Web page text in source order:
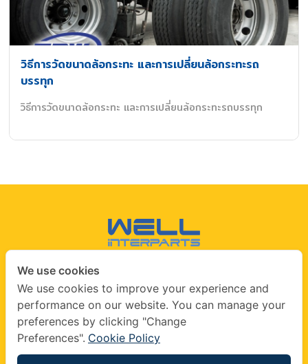
วิธีการวัดขนาดล้อกระทะ และการเปลี่ยนล้อกระทะรถ
บรรทุก
วิธีการวัดขนาดล้อกระทะ และการเปลี่ยนล้อกระทะรถบรรทุก
info@wellinterparts.com
+(66) 02360 8841|+(66) 02360 8841- 2
We use cookies
We use cookies to improve your experience and
performance on our website. You can manage your
preferences by clicking "Change
Preferences". Cookie Policy